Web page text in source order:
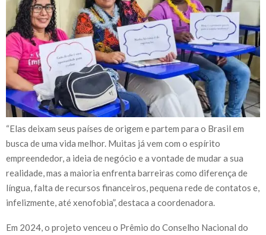
“Elas deixam seus países de origem e partem para o Brasil em
busca de uma vida melhor. Muitas já vem com o espírito
empreendedor, a ideia de negócio e a vontade de mudar a sua
realidade, mas a maioria enfrenta barreiras como diferença de
língua, falta de recursos financeiros, pequena rede de contatos e,
infelizmente, até xenofobia”, destaca a coordenadora.
Em 2024, o projeto venceu o Prêmio do Conselho Nacional do